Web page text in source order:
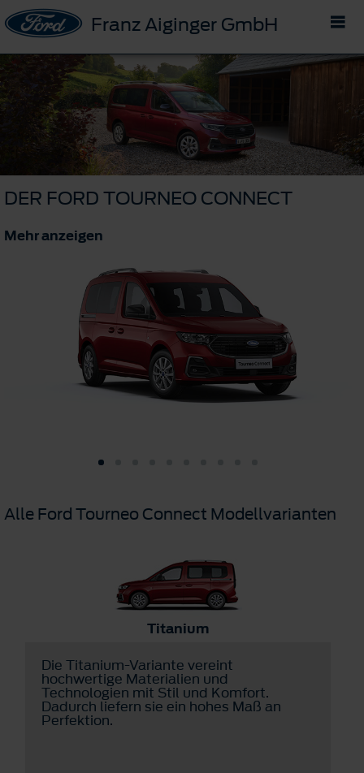
Franz Aiginger GmbH
DER FORD TOURNEO CONNECT
Mehr anzeigen
Alle Ford Tourneo Connect Modellvarianten
Titanium
Die Titanium-Variante vereint
hochwertige Materialien und
Technologien mit Stil und Komfort.
Dadurch liefern sie ein hohes Maß an
Perfektion.